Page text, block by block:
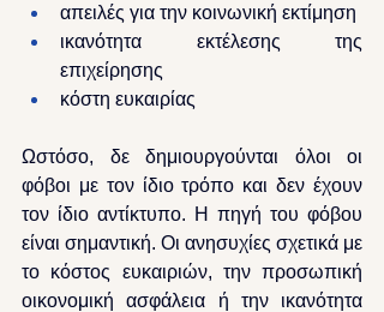
απειλές για την κοινωνική εκτίμηση
ικανότητα εκτέλεσης της
επιχείρησης
κόστη ευκαιρίας
Ωστόσο, δε δημιουργούνται όλοι οι
φόβοι με τον ίδιο τρόπο και δεν έχουν
τον ίδιο αντίκτυπο. Η πηγή του φόβου
είναι σημαντική. Οι ανησυχίες σχετικά με
το κόστος ευκαιριών, την προσωπική
οικονομική ασφάλεια ή την ικανότητα